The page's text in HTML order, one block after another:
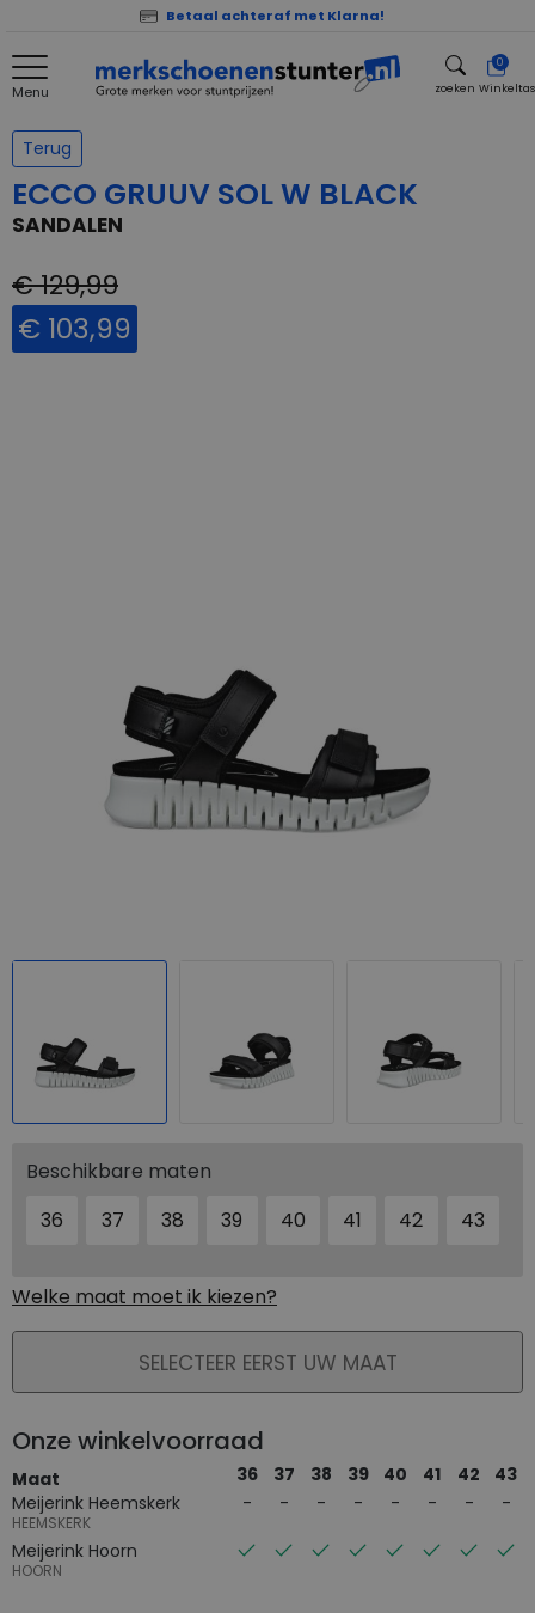
Betaal achteraf met Klarna!
Menu zoeken
0
Winkeltas
Terug
ECCO GRUUV SOL W BLACK
SANDALEN
€ 129,99
€ 103,99
Beschikbare maten
36
37 38 39 40 41 42 43
Welke maat moet ik kiezen?
PLAATS IN WINKELMAND
SELECTEER EERST UW MAAT
Onze winkelvoorraad
Maat 36 37 38 39 40 41 42
43
Meijerink Heemskerk
HEEMSKERK
Meijerink Hoorn
HOORN